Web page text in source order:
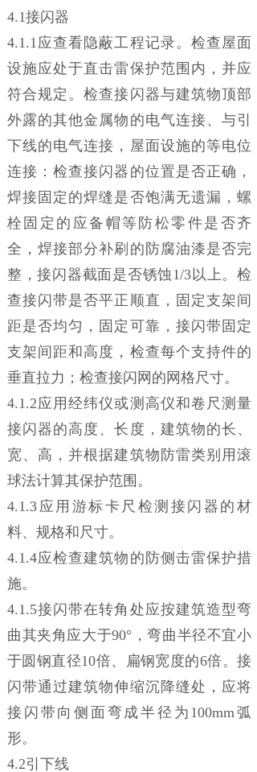
4.1接闪器
4.1.1应查看隐蔽工程记录。检查屋面
设施应处于直击雷保护范围内，并应
符合规定。检查接闪器与建筑物顶部
外露的其他金属物的电气连接、与引
下线的电气连接，屋面设施的等电位
连接：检查接闪器的位置是否正确，
焊接固定的焊缝是否饱满无遗漏，螺
栓固定的应备帽等防松零件是否齐
全，焊接部分补刷的防腐油漆是否完
整，接闪器截面是否锈蚀1/3以上。检
查接闪带是否平正顺直，固定支架间
距是否均匀，固定可靠，接闪带固定
支架间距和高度，检查每个支持件的
垂直拉力；检查接闪网的网格尺寸。
4.1.2应用经纬仪或测高仪和卷尺测量
接闪器的高度、长度，建筑物的长、
宽、高，并根据建筑物防雷类别用滚
球法计算其保护范围。
4.1.3应用游标卡尺检测接闪器的材
料、规格和尺寸。
4.1.4应检查建筑物的防侧击雷保护措
施。
4.1.5接闪带在转角处应按建筑造型弯
曲其夹角应大于90°，弯曲半径不宜小
于圆钢直径10倍、扁钢宽度的6倍。接
闪带通过建筑物伸缩沉降缝处，应将
接闪带向侧面弯成半径为100mm弧
形。
4.2引下线